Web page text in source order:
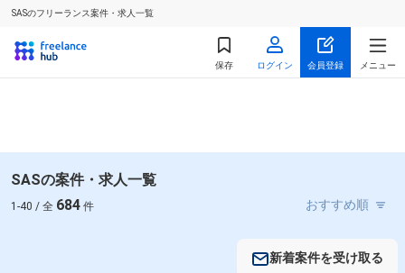
SASのフリーランス案件・求人一覧
保存 ログイン 会員登録 メニュー
SASの案件・求人一覧
1-40 / 全 684 件
新着案件を受け取る